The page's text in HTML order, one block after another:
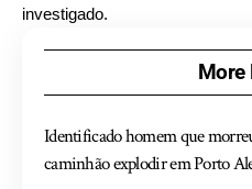
investigado.
More
Identificado homem que
caminhão explodir em Porto